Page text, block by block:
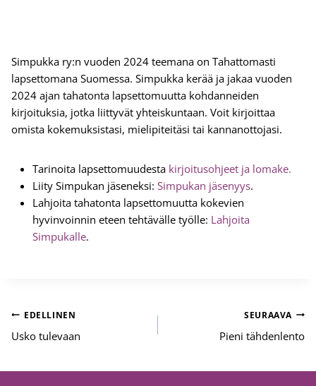
Simpukka ry:n vuoden 2024 teemana on Tahattomasti
lapsettomana Suomessa. Simpukka kerää ja jakaa vuoden
2024 ajan tahatonta lapsettomuutta kohdanneiden
kirjoituksia, jotka liittyvät yhteiskuntaan. Voit kirjoittaa
omista kokemuksistasi, mielipiteitäsi tai kannanottojasi.
Tarinoita lapsettomuudesta kirjoitusohjeet ja lomake.
Liity Simpukan jäseneksi: Simpukan jäsenyys.
Lahjoita tahatonta lapsettomuutta kokevien
hyvinvoinnin eteen tehtävälle työlle: Lahjoita
Simpukalle.
Artikkelien
selaus
EDELLINEN
Usko tulevaan
SEURAAVA
Pieni tähdenlento